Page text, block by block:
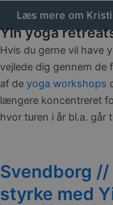
Læs mere om
Yin yoga
Hvis du gerne vil have
vejlede dig gennem de
af de yoga workshops
længere koncentreret
hvor turen i år bl.a. går
Svendborg //
styrke med